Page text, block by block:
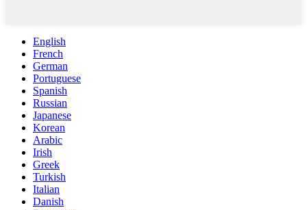
English
French
German
Portuguese
Spanish
Russian
Japanese
Korean
Arabic
Irish
Greek
Turkish
Italian
Danish